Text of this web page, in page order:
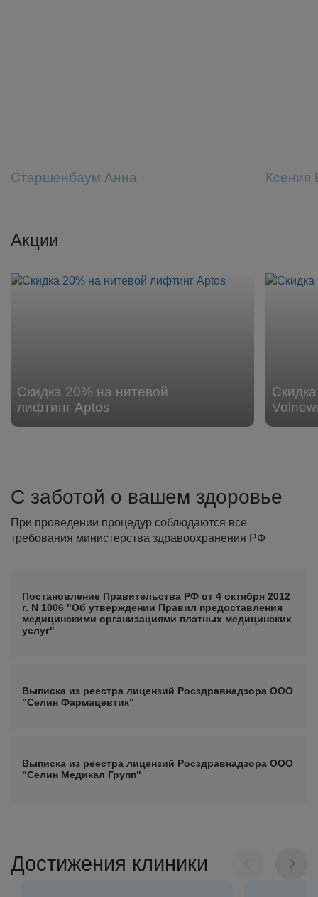
Старшенбаум Анна Ксения
Акции
Скидка 20% на нитевой
лифтинг Aptos
С заботой о вашем здоровье
При проведении процедур соблюдаются все
требования министерства здравоохранения РФ
Постановление Правительства РФ от 4 октября 2012
г. N 1006 "Об утверждении Правил предоставления
медицинскими организациями платных медицинских
услуг"
Выписка из реестра лицензий Росздравнадзора ООО
"Селин Фармацевтик"
Выписка из реестра лицензий Росздравнадзора ООО
"Селин Медикал Групп"
Достижения клиники